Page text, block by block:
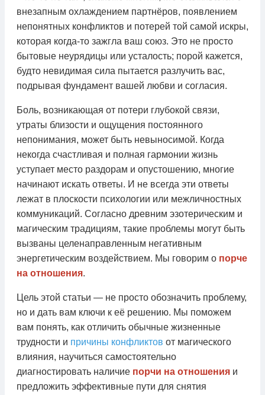
внезапным охлаждением партнёров, появлением
непонятных конфликтов и потерей той самой искры,
которая когда-то зажгла ваш союз. Это не просто
бытовые неурядицы или усталость; порой кажется,
будто невидимая сила пытается разлучить вас,
подрывая фундамент вашей любви и согласия.
Боль, возникающая от потери глубокой связи,
утраты близости и ощущения постоянного
непонимания, может быть невыносимой. Когда
некогда счастливая и полная гармонии жизнь
уступает место раздорам и опустошению, многие
начинают искать ответы. И не всегда эти ответы
лежат в плоскости психологии или межличностных
коммуникаций. Согласно древним эзотерическим и
магическим традициям, такие проблемы могут быть
вызваны целенаправленным негативным
энергетическим воздействием. Мы говорим о порче
на отношения.
Цель этой статьи — не просто обозначить проблему,
но и дать вам ключи к её решению. Мы поможем
вам понять, как отличить обычные жизненные
трудности и причины конфликтов от магического
влияния, научиться самостоятельно
диагностировать наличие порчи на отношения и
предложить эффективные пути для снятия